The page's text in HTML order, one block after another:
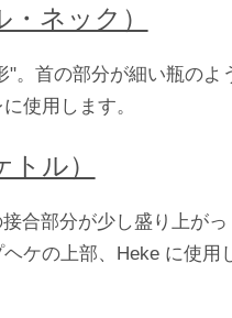
・ネック）
"。首の部分が細い瓶のよ
使用します。
トル）
合部分が少し盛り上がっ
ケの上部、Heke に使用